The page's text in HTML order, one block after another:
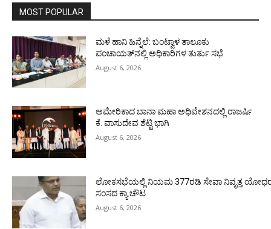
MOST POPULAR
ಮಳೆ ಹಾನಿ ಹಿನ್ನೆಲೆ: ಬಂಟ್ವಾಳ ತಾಲೂಕು
ಪಂಚಾಯತ್‌ನಲ್ಲಿ ಅಧಿಕಾರಿಗಳ ತುರ್ತು ಸಭೆ
August 6, 2026
ಅಮೇರಿಕಾದ ಬಾನಾ ಮಹಾ ಅಧಿವೇಶನದಲ್ಲಿ ರಾಜರ್ಷಿ
ಕೆ. ವಾಸುದೇವ ಶೆಟ್ಟಿ ಭಾಗಿ
August 6, 2026
ಲೋಕಸಭೆಯಲ್ಲಿ ನಿಯಮ 377ರಡಿ ಸೇವಾ ನಿವೃತ್ತ
ಸಂಸದ ಕ್ಯಾ.ಚೌಟ
August 6, 2026